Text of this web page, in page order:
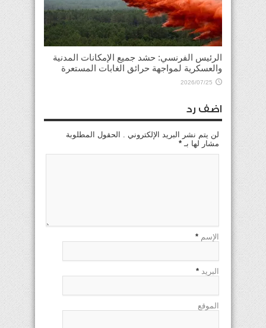
الرئيس الفرنسي: حشد جميع الإمكانات المدنية
والعسكرية لمواجهة حرائق الغابات المستعرة
2026/07/25
اضف رد
لن يتم نشر البريد الإلكتروني . الحقول المطلوبة
مشار لها بـ *
الإسم *
البريد *
الموقع